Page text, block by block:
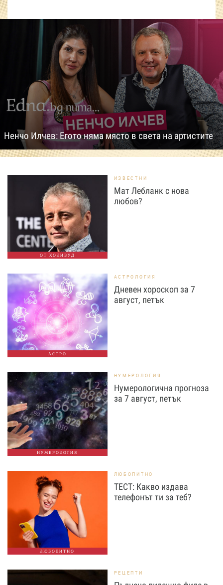
Ненчо Илчев: Егото няма място в света на артистите
ОТ ХОЛИВУД
ИЗВЕСТНИ
Мат Лебланк с нова
любов?
АСТРО
АСТРОЛОГИЯ
Дневен хороскоп за 7
август, петък
НУМЕРОЛОГИЯ
НУМЕРОЛОГИЯ
Нумерологична прогноза
за 7 август, петък
ЛЮБОПИТНО
ЛЮБОПИТНО
ТЕСТ: Какво издава
телефонът ти за теб?
РЕЦЕПТИ